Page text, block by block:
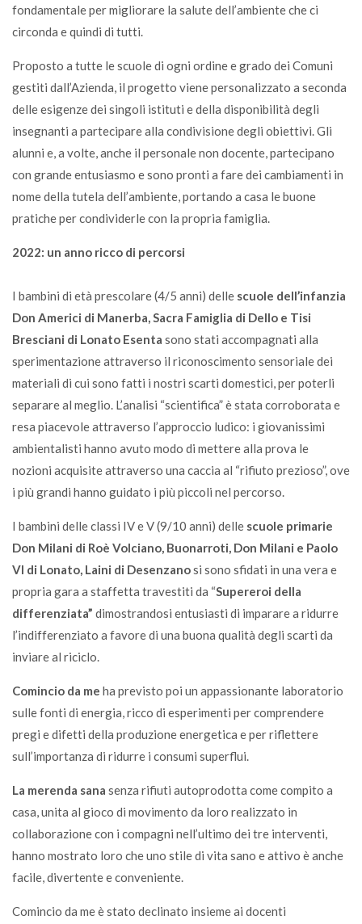
fondamentale per migliorare la salute dell’ambiente che ci
circonda e quindi di tutti.
Proposto a tutte le scuole di ogni ordine e grado dei Comuni
gestiti dall’Azienda, il progetto viene personalizzato a seconda
delle esigenze dei singoli istituti e della disponibilità degli
insegnanti a partecipare alla condivisione degli obiettivi. Gli
alunni e, a volte, anche il personale non docente, partecipano
con grande entusiasmo e sono pronti a fare dei cambiamenti in
nome della tutela dell’ambiente, portando a casa le buone
pratiche per condividerle con la propria famiglia.
2022: un anno ricco di percorsi
I bambini di età prescolare (4/5 anni) delle scuole dell’infanzia
Don Americi di Manerba, Sacra Famiglia di Dello e Tisi
Bresciani di Lonato Esenta sono stati accompagnati alla
sperimentazione attraverso il riconoscimento sensoriale dei
materiali di cui sono fatti i nostri scarti domestici, per poterli
separare al meglio. L’analisi “scientifica” è stata corroborata e
resa piacevole attraverso l’approccio ludico: i giovanissimi
ambientalisti hanno avuto modo di mettere alla prova le
nozioni acquisite attraverso una caccia al “rifiuto prezioso”, ove
i più grandi hanno guidato i più piccoli nel percorso.
I bambini delle classi IV e V (9/10 anni) delle scuole primarie
Don Milani di Roè Volciano, Buonarroti, Don Milani e Paolo
VI di Lonato, Laini di Desenzanosi sono sfidati in una vera e
propria gara a staffetta travestiti da “Supereroi della
differenziata” dimostrandosi entusiasti di imparare a ridurre
l’indifferenziato a favore di una buona qualità degli scarti da
inviare al riciclo.
Comincio da me ha previsto poi un appassionante laboratorio
sulle fonti di energia, ricco di esperimenti per comprendere
pregi e difetti della produzione energetica e per riflettere
sull’importanza di ridurre i consumi superflui.
La merenda sana senza rifiuti autoprodotta come compito a
casa, unita al gioco di movimento da loro realizzato in
collaborazione con i compagni nell’ultimo dei tre interventi,
hanno mostrato loro che uno stile di vita sano e attivo è anche
facile, divertente e conveniente.
Comincio da me è stato declinato insieme ai docenti